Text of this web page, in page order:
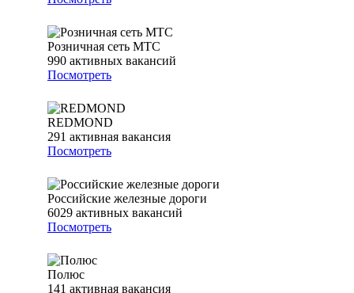
Розничная сеть МТС
990 активных вакансий
Посмотреть
REDMOND
291 активная вакансия
Посмотреть
Российские железные дороги
6029 активных вакансий
Посмотреть
Полюс
141 активная вакансия